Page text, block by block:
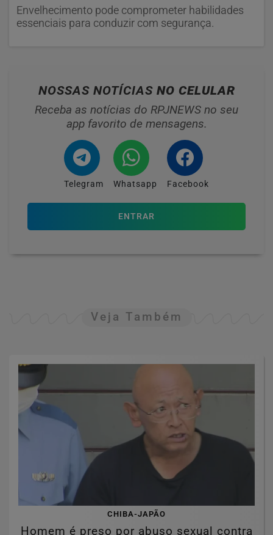
Envelhecimento pode comprometer habilidades
essenciais para conduzir com segurança.
NOSSAS NOTÍCIAS NO CELULAR
Receba as notícias do RPJNEWS no seu
app favorito de mensagens.
Telegram Whatsapp Facebook
ENTRAR
Veja Também
CHIBA-JAPÃO
Homem é preso por abuso sexual contra